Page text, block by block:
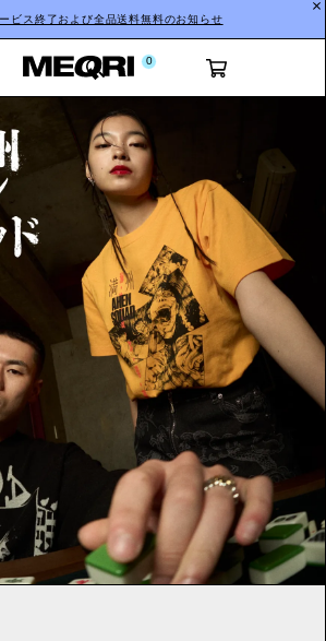
ビス終了および全品送料無料のお知らせ
0